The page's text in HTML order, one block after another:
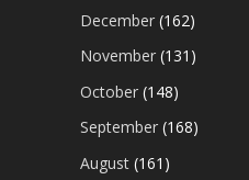
December(162)
November(131)
October(148)
September(168)
August(161)